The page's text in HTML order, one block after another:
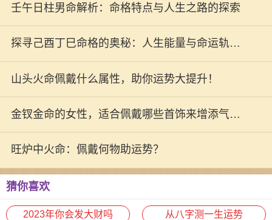
命理的完美结合！
壬午日柱男命解析：命格特点与人生之路的探索
探寻己酉丁巳命格的奥秘：人生能量与命运轨迹
的结合
山头火命佩戴什么属性，助你运势大提升！
金钗金命的女性，适合佩戴哪些首饰来增添气质
与魅力？
旺炉中火命：佩戴何物助运势？
猜你喜欢
2023年你会发大财吗 从八字测一生运势